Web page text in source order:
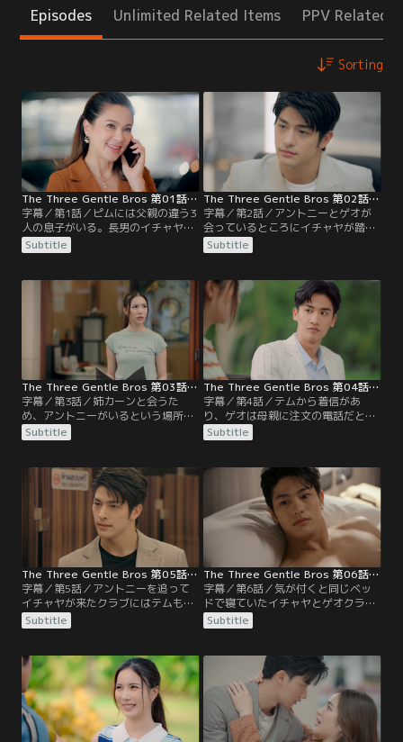
Episodes Unlimited Related Items PPV Related
Sorting
The Three Gentle Bros 第01話／字幕
字幕／第1話／ピムには父親の違う3
人の息子がいる。長男のイチャヤ、
次男のテム、三男のアチラだ。息子
たちと一緒に暮らすための作戦は失
り、結局一緒に暮らせることに。イ
チャヤの継母チャットは夫アントニ
ーの不倫の証拠をつかみ、イチャヤ
とともに不倫現場に踏み込む。
Subtitle
The Three Gentle Bros 第02話／字幕
字幕／第2話／アントニーとゲオが
会っているところにイチャヤが踏み
込むも、2人はそろって不倫を否
定。さらにピムが来たことで話は終
ヤは彼女が本当に父親の不倫相手か
と疑問を持ち始める。そして、イチ
ャヤは夜にゲオの店へ注文し、料理
を運んできたゲオと再会。ゲオの車
のタイヤがパンクしていることに気
づき、タイヤを交換することに。
Subtitle
The Three Gentle Bros 第03話／字幕
字幕／第3話／姉カーンと会うた
め、アントニーがいるという場所に
来たゲオ。が、カーンが来られなく
なったうえに、イチャヤやピム、さ
してしまう。それぞれが別れた後、
ゲオはイチャヤに不倫の件の真実を
話そうとするが、そこへ現れたニチ
ャパーに尋ねられて自分が不倫した
と認めてしまう。
Subtitle
The Three Gentle Bros 第04話／字幕
字幕／第4話／テムから着信があ
り、ゲオは母親に注文の電話だと配
達を装って会いに行く。一方、アチ
ラはスケボーをする場所で嫌がらせ
ドを頼み、一緒に公園へ。すると、
ゲオとテムが一緒にいるところを目
撃する。が、4人の鉢合わせはピム
が仕組んだことだった。
Subtitle
The Three Gentle Bros 第05話／字幕
字幕／第5話／アントニーを追って
イチャヤが来たクラブにはテムも来
ており、トイレで鉢合わせること
に。ゲオが父親の不倫相手ではない
度はテムと交際しているのではと疑
念を抱き、さらにはテムが女性と車
でクラブを去るところを目撃する。
チャットはイチャヤを町の外へ連れ
出し、ニチャパーの仲を深めさせる
計画を実行する。
Subtitle
The Three Gentle Bros 第06話／字幕
字幕／第6話／気が付くと同じベッ
ドで寝ていたイチャヤとゲオクラオ
であったが、そんな状況に至った背
景には、チャットとニチャパーによ
の部屋にイチャヤが来ることはな
く、チャットらは頭を悩ませる。そ
の2人の前に勝ち誇った様子でピム
が現れ、さらにイチャヤは2人に同
行せずバンコクへ戻ると言う。
Subtitle